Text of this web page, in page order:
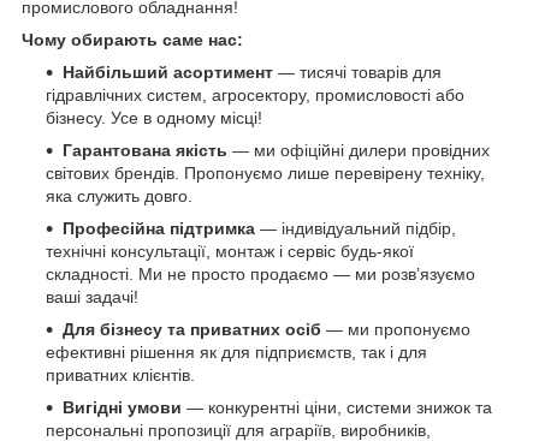
промислового обладнання!
Чому обирають саме нас:
Найбільший асортимент — тисячі товарів для
гідравлічних систем, агросектору, промисловості або
бізнесу. Усе в одному місці!
Гарантована якість — ми офіційні дилери провідних
світових брендів. Пропонуємо лише перевірену техніку,
яка служить довго.
Професійна підтримка — індивідуальний підбір,
технічні консультації, монтаж і сервіс будь-якої
складності. Ми не просто продаємо — ми розв’язуємо
ваші задачі!
Для бізнесу та приватних осіб — ми пропонуємо
ефективні рішення як для підприємств, так і для
приватних клієнтів.
Вигідні умови — конкурентні ціни, системи знижок та
персональні пропозиції для аграріїв, виробників,